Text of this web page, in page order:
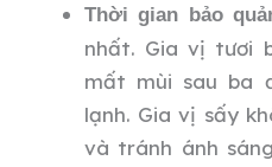
Thời gian bảo
nhất. Gia vị tươi
mất mùi sau ba
lạnh. Gia vị sấy
và tránh ánh